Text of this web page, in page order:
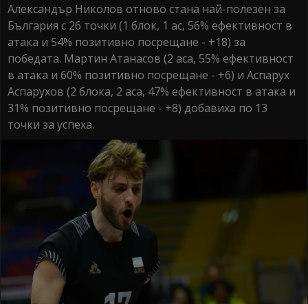
Александър Николов отново стана най-полезен за
България с 26 точки (1 блок, 1 ас, 56% ефективност в
атака и 54% позитивно посрещане - +18) за
победата. Мартин Атанасов (2 аса, 55% ефективност
в атака и 60% позитивно посрещане - +6) и Аспарух
Аспарухов (2 блока, 2 аса, 47% ефективност в атака и
31% позитивно посрещане - +8) добавиха по 13
точки за успеха.